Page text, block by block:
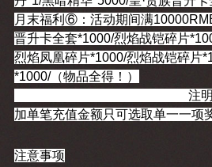
月末福利⑥：活动期间满
晋升卡全套*1000/烈焰战铠碎片
烈焰凤凰碎片*1000/烈焰战铠碎片
*1000/（物品全得！）
注明：（单笔充
加单笔充值金额只可选取单一一项
注意事项